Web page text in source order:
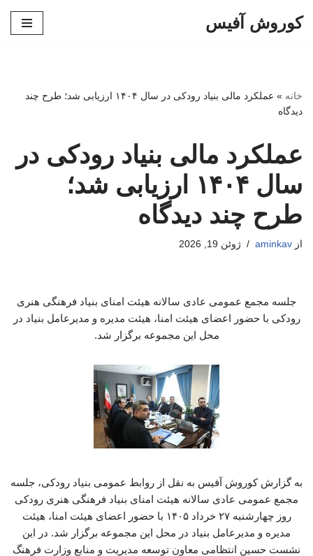
کوروش آفیس
خانه »
عملکرد مالی بنیاد رودکی در سال ۱۴۰۴ ارزیابی شد؛ طرح چند
دیدگاه
عملکرد مالی بنیاد رودکی در
سال ۱۴۰۴ ارزیابی شد؛
طرح چند دیدگاه
از aminkav ژوئن 19, 2026
جلسه مجمع عمومی عادی سالانه هیئت امنای بنیاد فرهنگی هنری
رودکی با حضور اعضای هیئت امنا، هیئت مدیره و مدیرعامل بنیاد در
محل این مجموعه برگزار شد.
به گزارش کوروش آفیس به نقل از روابط عمومی بنیاد رودکی، جلسه
مجمع عمومی عادی سالانه هیئت امنای بنیاد فرهنگی هنری رودکی
روز چهارشنبه ۲۷ خرداد ۱۴۰۵ با حضور اعضای هیئت امنا، هیئت
مدیره و مدیرعامل بنیاد در محل این مجموعه برگزار شد. در این
نشست حسین انتظامی معاون توسعه مدیریت و منابع وزارت فرهنگ